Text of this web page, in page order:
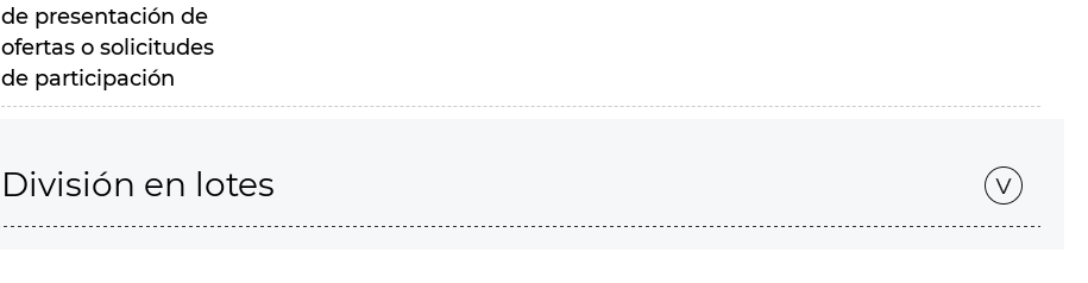
de presentación de
ofertas o solicitudes
de participación
División en lotes